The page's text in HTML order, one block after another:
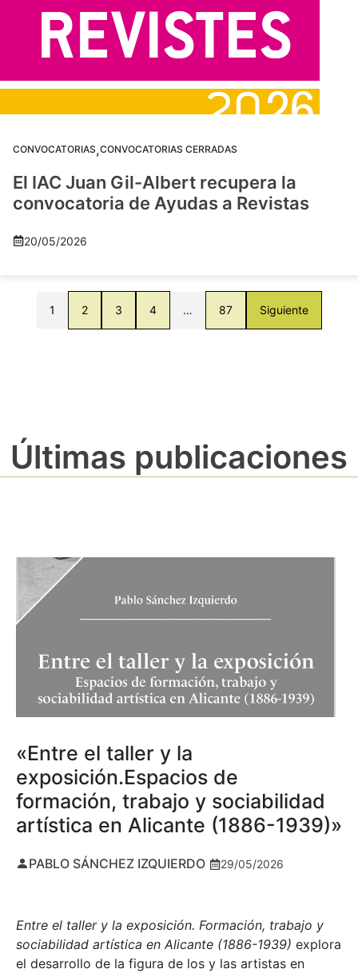
CONVOCATORIAS,CONVOCATORIAS CERRADAS
El IAC Juan Gil-Albert recupera la
convocatoria de Ayudas a Revistas
20/05/2026
1 2 3 4 … 87 Siguiente
Últimas publicaciones
«Entre el taller y la
exposición.Espacios de
formación, trabajo y sociabilidad
artística en Alicante (1886-1939)»
PABLO SÁNCHEZ IZQUIERDO 29/05/2026
Entre el taller y la exposición. Formación, trabajo y
sociabilidad artística en Alicante (1886-1939) explora
el desarrollo de la figura de los y las artistas en